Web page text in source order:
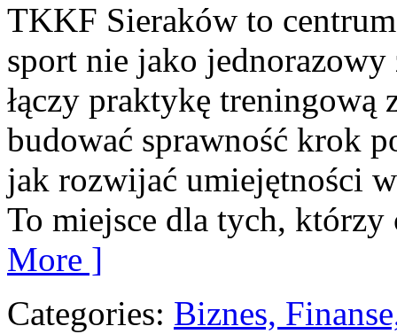
TKKF Sieraków to
sport nie jako
łączy praktykę treningową
budować sprawność krok
jak rozwijać umiejętności
To miejsce dla tych, którzy
More ]
Categories: Biznes,